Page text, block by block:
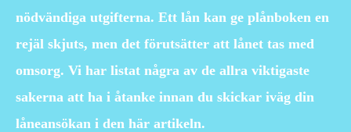
nödvändiga utgifterna. Ett lån kan ge plånboken en
rejäl skjuts, men det förutsätter att lånet tas med
omsorg. Vi har listat några av de allra viktigaste
sakerna att ha i åtanke innan du skickar iväg din
låneansökan i den här artikeln.